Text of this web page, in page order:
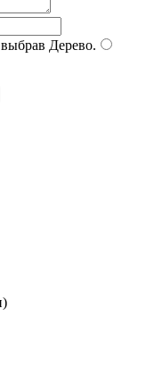
Дерево.